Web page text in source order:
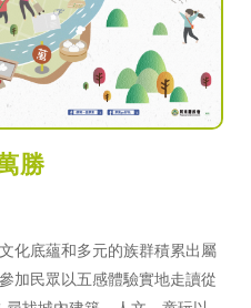
勝
化底蘊和多元的族群積累出屬
加民眾以五感體驗實地走讀從